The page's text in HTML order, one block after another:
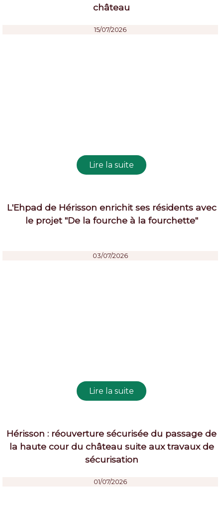
château
15/07/2026
L'Ehpad de Hérisson enrichit ses résidents avec
le projet "De la fourche à la fourchette"
03/07/2026
Hérisson : réouverture sécurisée du passage de
la haute cour du château suite aux travaux de
sécurisation
01/07/2026